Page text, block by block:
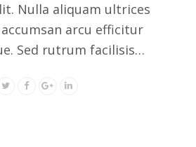
Nulla aliquam ultrices
arcu efficitur
Sed rutrum facilisis…